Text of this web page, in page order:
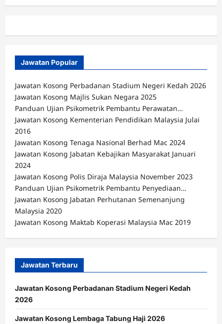
Jawatan Popular
Jawatan Kosong Perbadanan Stadium Negeri Kedah 2026
Jawatan Kosong Majlis Sukan Negara 2025
Panduan Ujian Psikometrik Pembantu Perawatan…
Jawatan Kosong Kementerian Pendidikan Malaysia Julai
2016
Jawatan Kosong Tenaga Nasional Berhad Mac 2024
Jawatan Kosong Jabatan Kebajikan Masyarakat Januari
2024
Jawatan Kosong Polis Diraja Malaysia November 2023
Panduan Ujian Psikometrik Pembantu Penyediaan…
Jawatan Kosong Jabatan Perhutanan Semenanjung
Malaysia 2020
Jawatan Kosong Maktab Koperasi Malaysia Mac 2019
Jawatan Terbaru
Jawatan Kosong Perbadanan Stadium Negeri Kedah
2026
Jawatan Kosong Lembaga Tabung Haji 2026